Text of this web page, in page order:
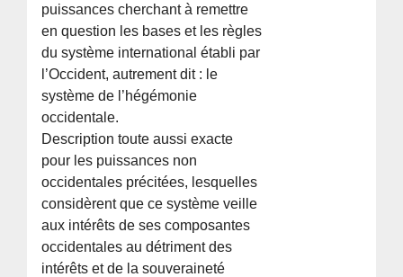
puissances cherchant à remettre
en question les bases et les règles
du système international établi par
l’Occident, autrement dit : le
système de l’hégémonie
occidentale.
Description toute aussi exacte
pour les puissances non
occidentales précitées, lesquelles
considèrent que ce système veille
aux intérêts de ses composantes
occidentales au détriment des
intérêts et de la souveraineté